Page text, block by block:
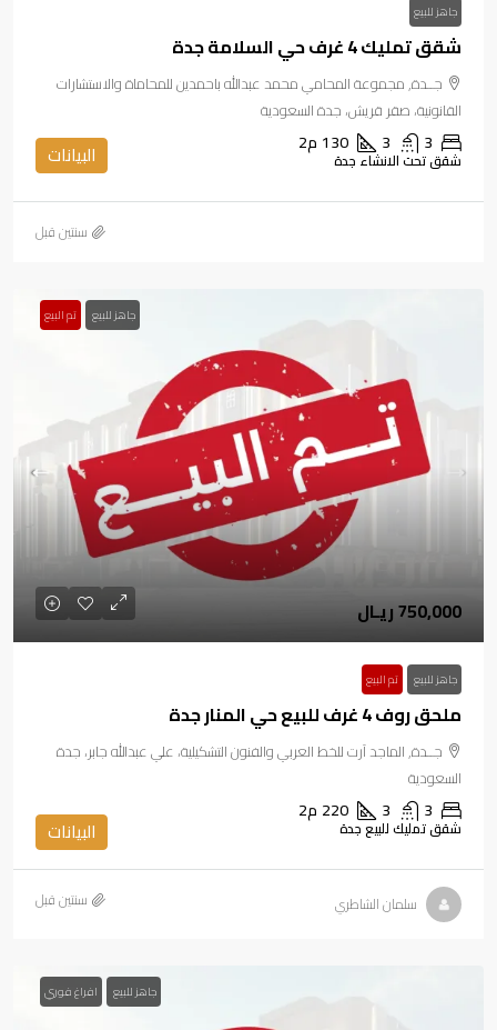
جاهز للبيع
شقق تمليك 4 غرف حي السلامة جدة
جــدة, مجموعة المحامي محمد عبدالله باحمدين للمحاماة والاستشارات
القانونية، صقر قريش، جدة السعودية
3
3
130 م2
شقق تحت الانشاء جدة البيانات
‏سنتين قبل
جاهز للبيع تم البيع
750,000 ريـال
جاهز للبيع تم البيع
ملحق روف 4 غرف للبيع حي المنار جدة
جــدة, الماجد آرت للخط العربي والفنون التشكيلية، علي عبدالله جابر، جدة
السعودية
3
3
220 م2
شقق تمليك للبيع جدة البيانات
سلمان الشاطري ‏سنتين قبل
جاهز للبيع افراغ فوري